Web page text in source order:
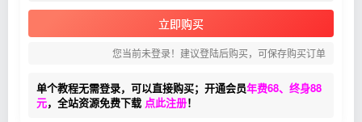
立即购买
您当前未登录！建议登陆后购买，可保存购买订单
单个教程无需登录，可以直接购买；开通会员年费68、终身88
元，全站资源免费下载 点此注册！